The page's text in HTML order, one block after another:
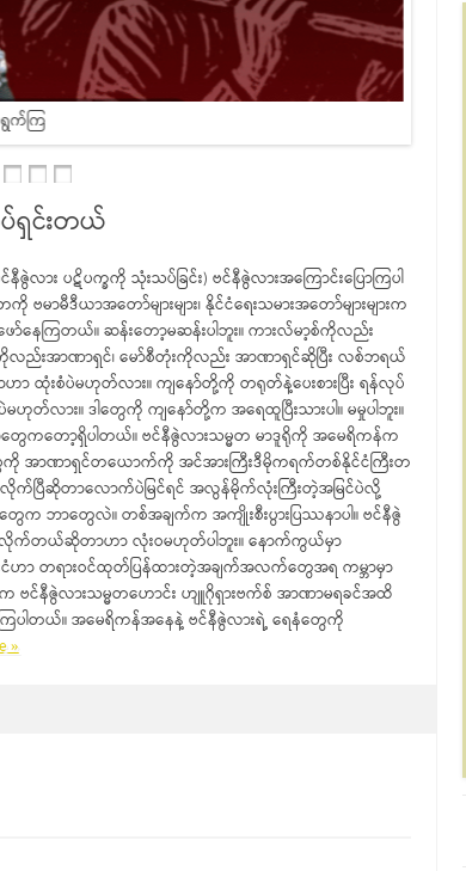
က်ကြ
ရှင်းတယ်
ဇွဲလား ပဋိပက္ခကို သုံးသပ်ခြင်း) ဗင်နီဇွဲလားအကြောင်းပြောကြပါ
ဗမာမီဒီယာအတော်များများ၊ နိုင်ငံရေးသမားအတော်များများက
ော်နေကြတယ်။ ဆန်းတော့မဆန်းပါဘူး။ ကားလ်မာ့စ်ကိုလည်း
လည်းအာဏာရှင်၊ မော်စီတုံးကိုလည်း အာဏာရှင်ဆိုပြီး လစ်ဘရယ်
ထုံးစံပဲမဟုတ်လား။ ကျနော်တို့ကို တရုတ်နဲ့ပေးစားပြီး ရန်လုပ်
တ်လား။ ဒါတွေကို ကျနော်တို့က အရေထူပြီးသားပါ။ မမှုပါဘူး။
ာတွေကတော့ရှိပါတယ်။ ဗင်နီဇွဲလားသမ္မတ မာဒူရိုကို အမေရိကန်က
ကို အာဏာရှင်တယောက်ကို အင်အားကြီးဒီမိုကရက်တစ်နိုင်ငံကြီးတ
လိုက်ပြီဆိုတာလောက်ပဲမြင်ရင် အလွန်မိုက်လုံးကြီးတဲ့အမြင်ပဲလို့
ဘာတွေလဲ။ တစ်အချက်က အကျိုးစီးပွားပြဿနာပါ။ ဗင်နီဇွဲ
က်တယ်ဆိုတာဟာ လုံးဝမဟုတ်ပါဘူး။ နောက်ကွယ်မှာ
င်ငံဟာ တရားဝင်ထုတ်ပြန်ထားတဲ့အချက်အလက်တွေအရ ကမ္ဘာမှာ
ဗင်နီဇွဲလားသမ္မတဟောင်း ဟျူဂိုရှားဗက်စ် အာဏာမရခင်အထိ
ပါတယ်။ အမေရိကန်အနေနဲ့ ဗင်နီဇွဲလားရဲ့ ရေနံတွေကို
»